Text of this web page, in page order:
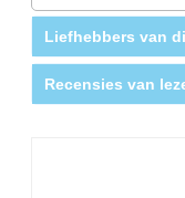
Liefhebbers van
Recensies van